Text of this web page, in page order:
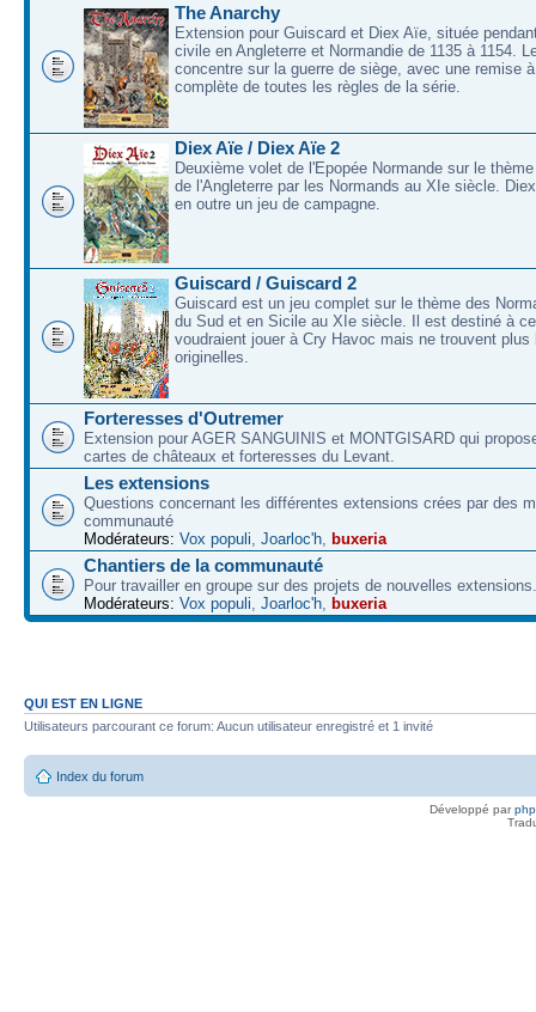
The Anarchy
Extension pour Guiscard et Diex Aïe, située
civile en Angleterre et Normandie de 1135 à 1154.
concentre sur la guerre de siège, avec une remise
complète de toutes les règles de la série.
Diex Aïe / Diex Aïe 2
Deuxième volet de l'Epopée Normande sur le
de l'Angleterre par les Normands au XIe siècle.
en outre un jeu de campagne.
Guiscard / Guiscard 2
Guiscard est un jeu complet sur le thème des
du Sud et en Sicile au XIe siècle. Il est destiné à
voudraient jouer à Cry Havoc mais ne trouvent
originelles.
Forteresses d'Outremer
Extension pour AGER SANGUINIS et MONTGISARD qui
cartes de châteaux et forteresses du Levant.
Les extensions
Questions concernant les différentes extensions crées par des
communauté
Modérateurs: Vox populi Joarloc'h buxeria
Chantiers de la communauté
Pour travailler en groupe sur des projets de nouvelles extensions.
Modérateurs: Vox populi Joarloc'h buxeria
QUI EST EN LIGNE
Utilisateurs parcourant ce forum: Aucun utilisateur enregistré et 1 invité
Index du forum
Développé par